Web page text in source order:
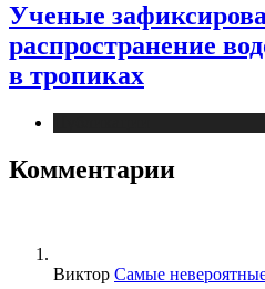
Ученые
распространение
в тропиках
Комментарии
Виктор Самые